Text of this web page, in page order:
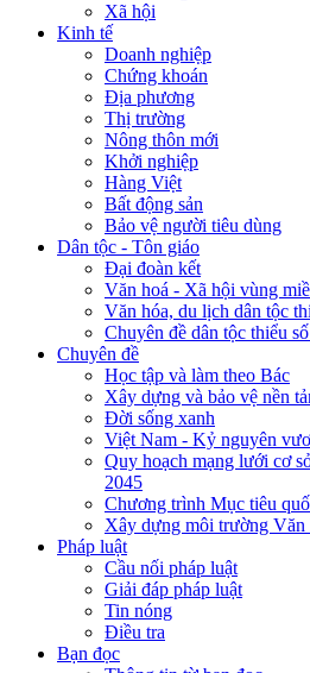
Xã hội
Kinh tế
Doanh nghiệp
Chứng khoán
Địa phương
Thị trường
Nông thôn mới
Khởi nghiệp
Hàng Việt
Bất động sản
Bảo vệ người tiêu dùng
Dân tộc - Tôn giáo
Đại đoàn kết
Văn hoá - Xã hội vùng
Văn hóa, du lịch dân tộc
Chuyên đề dân tộc thiểu
Chuyên đề
Học tập và làm theo Bác
Xây dựng và bảo vệ nền
Đời sống xanh
Việt Nam - Kỷ nguyên
Quy hoạch mạng lưới cơ
2045
Chương trình Mục tiêu
Xây dựng môi trường Văn
Pháp luật
Cầu nối pháp luật
Giải đáp pháp luật
Tin nóng
Điều tra
Bạn đọc